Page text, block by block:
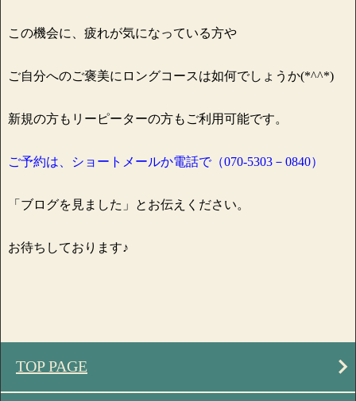
この機会に、疲れが気になっている方や
ご自分へのご褒美にロングコースは如何でしょうか(*^^*)
新規の方もリーピーターの方もご利用可能です。
ご予約は、ショートメールか電話で（070-5303－0840）
「ブログを見ました」とお伝えください。
お待ちしております♪
TOP PAGE